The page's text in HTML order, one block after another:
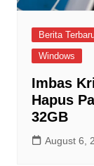
Berita
Windows
Imbas
Hapus
32GB
August 6,